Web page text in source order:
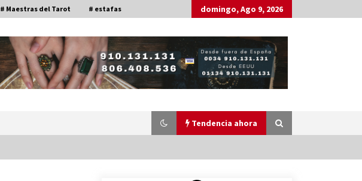
# Maestras del Tarot # estafas domingo, Ago 9, 2026
Tendencia ahora